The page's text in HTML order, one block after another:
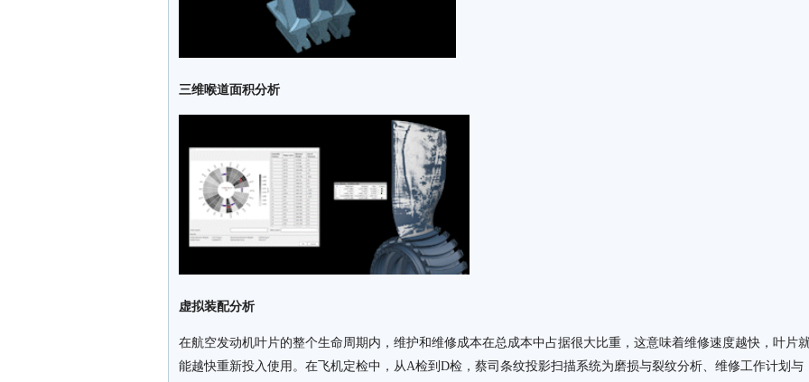
三维喉道面积分析
虚拟装配分析
在航空发动机叶片的整个生命周期内，维护和维修成本在总成本中占据很大比重，这意味着维修速度越快，叶片
能越快重新投入使用。在飞机定检中，从A检到D检，蔡司条纹投影扫描系统为磨损与裂纹分析、维修工作计划与